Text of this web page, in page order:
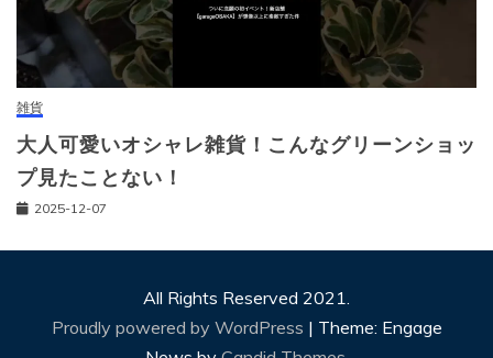
雑貨
大人可愛いオシャレ雑貨！こんなグリーンショッ
プ見たことない！
2025-12-07
All Rights Reserved 2021.
Proudly powered by WordPress | Theme: Engage